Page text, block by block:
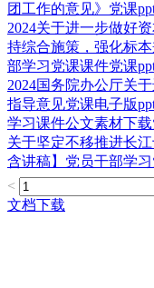
团工作的意见》党课
2024关于进一步做好
持综合施策，强化标
部学习党课课件党课
2024国务院办公厅关
指导意见党课电子版
学习课件公文素材下载
关于坚定不移推进长
含讲稿】党员干部学
<
文档下载